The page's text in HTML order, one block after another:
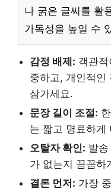
나 굵은 글씨를 활
가독성을 높일 수
감정 배제: 객관
중하고, 개인적인
삼가세요.
문장 길이 조절:
는 짧고 명료하게
오탈자 확인: 발
가 없는지 꼼꼼하
결론 먼저: 가장